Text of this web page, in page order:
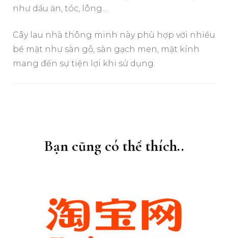
như dầu ăn, tóc, lông…
Cây lau nhà thông minh này phù hợp với nhiều
bề mặt như sàn gỗ, sàn gạch men, mặt kính
mang đến sự tiện lợi khi sử dụng.
Bạn cũng có thể thích..